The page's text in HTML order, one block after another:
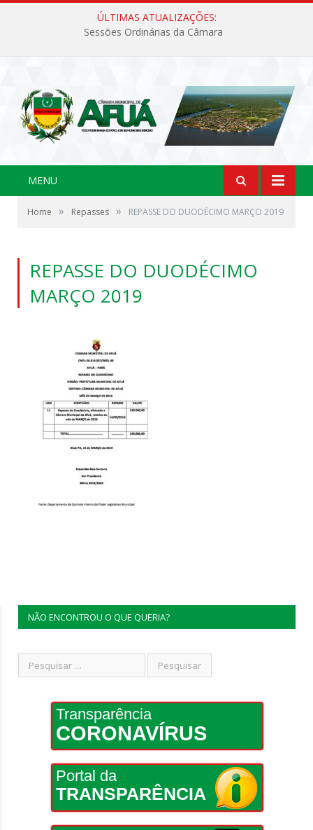
ÚLTIMAS ATUALIZAÇÕES:
Sessões Ordinárias da Câmara
MENU
Home » Repasses » REPASSE DO DUODÉCIMO MARÇO 2019
REPASSE DO DUODÉCIMO
MARÇO 2019
NÃO ENCONTROU O QUE QUERIA?
Transparência
CORONAVÍRUS
Portal da
TRANSPARÊNCIA